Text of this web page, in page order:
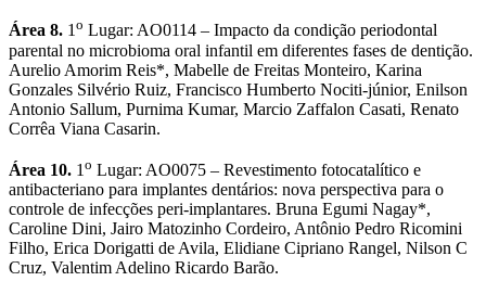
Área 8. 1o Lugar: AO0114 – Impacto da condição periodontal
parental no microbioma oral infantil em diferentes fases de dentição.
Aurelio Amorim Reis*, Mabelle de Freitas Monteiro, Karina
Gonzales Silvério Ruiz, Francisco Humberto Nociti-júnior, Enilson
Antonio Sallum, Purnima Kumar, Marcio Zaffalon Casati, Renato
Corrêa Viana Casarin.
Área 10. 1 o Lugar: AO0075 – Revestimento fotocatalítico e
antibacteriano para implantes dentários: nova perspectiva para o
controle de infecções peri-implantares. Bruna Egumi Nagay*,
Caroline Dini, Jairo Matozinho Cordeiro, Antônio Pedro Ricomini
Filho, Erica Dorigatti de Avila, Elidiane Cipriano Rangel, Nilson C
Cruz, Valentim Adelino Ricardo Barão.